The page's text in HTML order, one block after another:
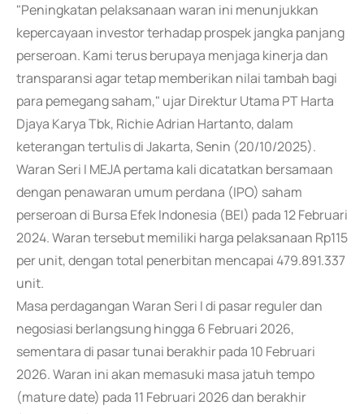
"Peningkatan pelaksanaan waran ini menunjukkan
kepercayaan investor terhadap prospek jangka panjang
perseroan. Kami terus berupaya menjaga kinerja dan
transparansi agar tetap memberikan nilai tambah bagi
para pemegang saham," ujar Direktur Utama PT Harta
Djaya Karya Tbk, Richie Adrian Hartanto, dalam
keterangan tertulis di Jakarta, Senin (20/10/2025).
Waran Seri I MEJA pertama kali dicatatkan bersamaan
dengan penawaran umum perdana (IPO) saham
perseroan di Bursa Efek Indonesia (BEI) pada 12 Februari
2024. Waran tersebut memiliki harga pelaksanaan Rp115
per unit, dengan total penerbitan mencapai 479.891.337
unit.
Masa perdagangan Waran Seri I di pasar reguler dan
negosiasi berlangsung hingga 6 Februari 2026,
sementara di pasar tunai berakhir pada 10 Februari
2026. Waran ini akan memasuki masa jatuh tempo
(mature date) pada 11 Februari 2026 dan berakhir